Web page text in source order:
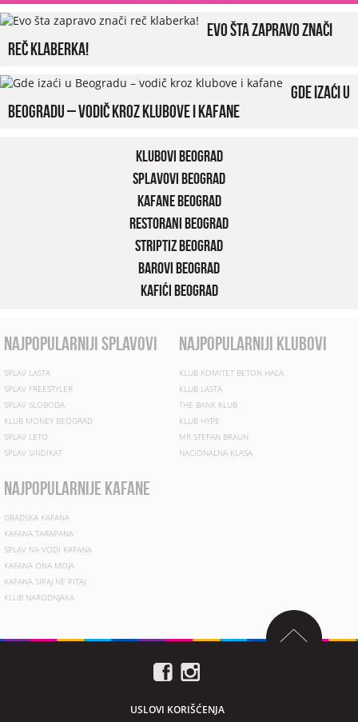
Evo šta zapravo znači
reč klaberka!
Gde izaći u
Beogradu – vodič kroz klubove i kafane
Klubovi Beograd
Splavovi Beograd
Kafane Beograd
Restorani Beograd
Striptiz Beograd
Barovi Beograd
Kafići Beograd
najpopularniji splavovi
SPLAV LASTA
SPLAV FREESTYLER
SPLAV SLOBODA
KLUB MONEY BEOGRAD
SPLAV LETO
SPLAV SINDIKAT
najpopularniji klubovi
KLUB KOMITET BETON HALA
KLUB LASTA
THE BANK KLUB
KLUB HYPE
MR STEFAN BRAUN
NACIONALNA KLASA
najpopularnije kafane
GRADSKA KAFANA
KAFANA TARAPANA
SPLAV NA VODI KAFANA
KAFANA ONA MOJA
KAFANA SIPAJ NE PITAJ
KLUB NARODNJAKA
USLOVI KORIŠĆENJA